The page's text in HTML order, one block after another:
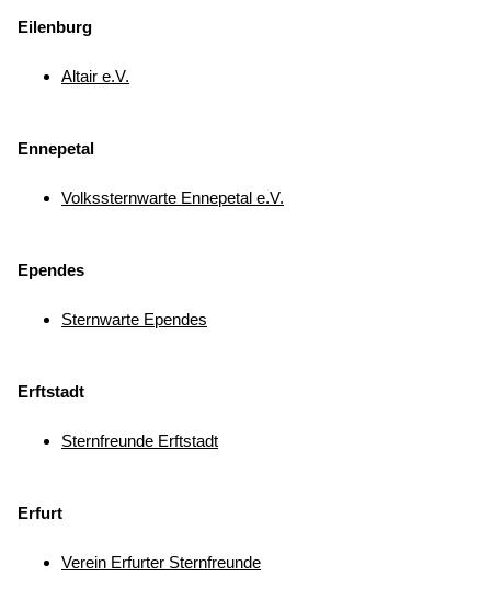
Eilenburg
Altair e.V.
Ennepetal
Volkssternwarte Ennepetal e.V.
Ependes
Sternwarte Ependes
Erftstadt
Sternfreunde Erftstadt
Erfurt
Verein Erfurter Sternfreunde